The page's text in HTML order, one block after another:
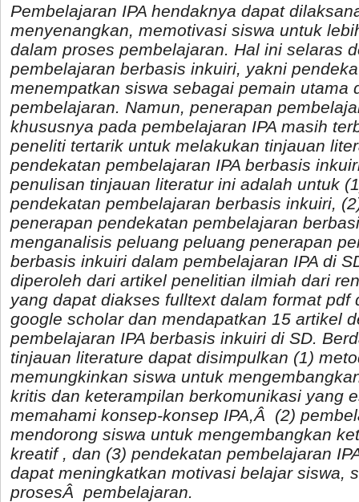
Pembelajaran IPA hendaknya dapat
menyenangkan, memotivasi siswa untuk
dalam proses pembelajaran. Hal ini selaras
pembelajaran berbasis inkuiri, yakni
menempatkan siswa sebagai pemain utama
pembelajaran. Namun, penerapan
khususnya pada pembelajaran IPA masih
peneliti tertarik untuk melakukan tinjauan
pendekatan pembelajaran IPA berbasis
penulisan tinjauan literatur ini adalah untuk
pendekatan pembelajaran berbasis inkuiri,
penerapan pendekatan pembelajaran
menganalisis peluang peluang penerapan
berbasis inkuiri dalam pembelajaran IPA di
diperoleh dari artikel penelitian ilmiah dari
yang dapat diakses fulltext dalam format pdf
google scholar dan mendapatkan 15 artikel
pembelajaran IPA berbasis inkuiri di SD.
tinjauan literature dapat disimpulkan (1)
memungkinkan siswa untuk
kritis dan keterampilan berkomunikasi yang
memahami konsep-konsep IPA,Â (2)
mendorong siswa untuk mengembangkan
kreatif , dan (3) pendekatan pembelajaran
dapat meningkatkan motivasi belajar siswa,
prosesÂ pembelajaran.